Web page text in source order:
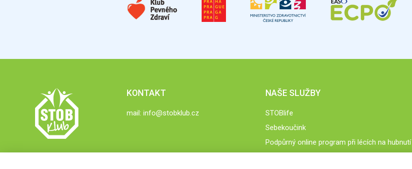
KONTAKT
mail: info@stobklub.cz
NAŠE SLUŽBY
STOBlife
Sebekoučink
Podpůrný online program při lécích na hubnutí